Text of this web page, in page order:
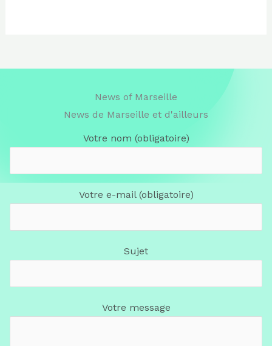
News of Marseille
News de Marseille et d'ailleurs
Votre nom (obligatoire)
Votre e-mail (obligatoire)
Sujet
Votre message